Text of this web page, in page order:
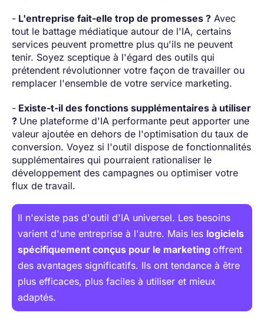
- L'entreprise fait-elle trop de promesses ? Avec
tout le battage médiatique autour de l'IA, certains
services peuvent promettre plus qu'ils ne peuvent
tenir. Soyez sceptique à l'égard des outils qui
prétendent révolutionner votre façon de travailler ou
remplacer l'ensemble de votre service marketing.
- Existe-t-il des fonctions supplémentaires à utiliser
? Une plateforme d'IA performante peut apporter une
valeur ajoutée en dehors de l'optimisation du taux de
conversion. Voyez si l'outil dispose de fonctionnalités
supplémentaires qui pourraient rationaliser le
développement des campagnes ou optimiser votre
flux de travail.
Il n'existe pas d'outil d'IA universel. Les besoins
varient d'une entreprise à l'autre. Mais les logiciels
spécifiquement conçus pour le marketing offrent
des avantages significatifs. Ils ont tendance à être
plus efficaces, plus faciles à utiliser et mieux
adaptés.